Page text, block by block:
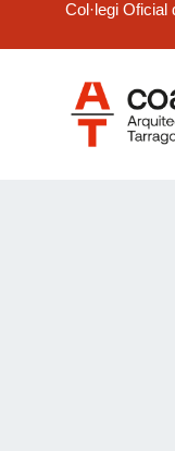
Col·legi Oficial